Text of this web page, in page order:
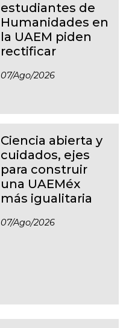
estudiantes de
Humanidades en
la UAEM piden
rectificar
07/ago/2026
Ciencia abierta y
cuidados, ejes
para construir
una UAEMéx
más igualitaria
07/ago/2026